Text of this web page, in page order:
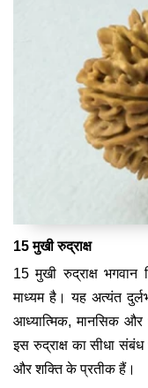
15 मुखी रुद्राक्ष
15 मुखी रुद्राक्ष भगवान
माध्यम है। यह अत्यंत
आध्यात्मिक, मानसिक और
इस रुद्राक्ष का सीधा
और शक्ति के प्रतीक हैं।